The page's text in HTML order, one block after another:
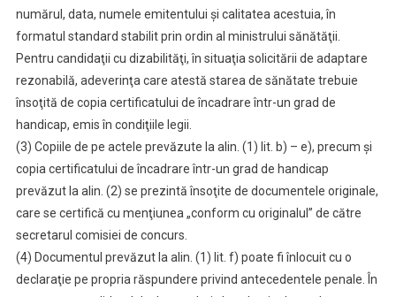
numărul, data, numele emitentului şi calitatea acestuia, în
formatul standard stabilit prin ordin al ministrului sănătăţii.
Pentru candidaţii cu dizabilităţi, în situaţia solicitării de adaptare
rezonabilă, adeverinţa care atestă starea de sănătate trebuie
însoţită de copia certificatului de încadrare într-un grad de
handicap, emis în condiţiile legii.
(3) Copiile de pe actele prevăzute la alin. (1) lit. b) – e), precum şi
copia certificatului de încadrare într-un grad de handicap
prevăzut la alin. (2) se prezintă însoţite de documentele originale,
care se certifică cu menţiunea „conform cu originalul” de către
secretarul comisiei de concurs.
(4) Documentul prevăzut la alin. (1) lit. f) poate fi înlocuit cu o
declaraţie pe propria răspundere privind antecedentele penale. În